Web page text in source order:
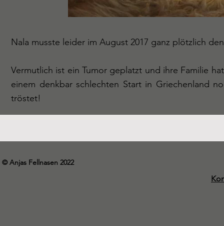
Nala musste leider im August 2017 ganz plötzlich
Vermutlich ist ein Tumor geplatzt und ihre Familie
einem denkbar schlechten Start in Griechenland
tröstet!
© Anjas Fellnasen 2022